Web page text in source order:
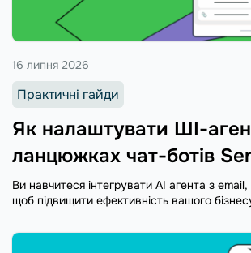
Як налаштувати ШІ-
ланцюжках чат-ботів
16 липня 2026
Практичні гайди
Ви навчитеся інтегрувати AI агента з
щоб підвищити ефективність вашого